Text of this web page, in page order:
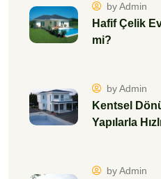
by Admin
Hafif Çelik
mi?
by Admin
Kentsel
Yapılarla
by Admin